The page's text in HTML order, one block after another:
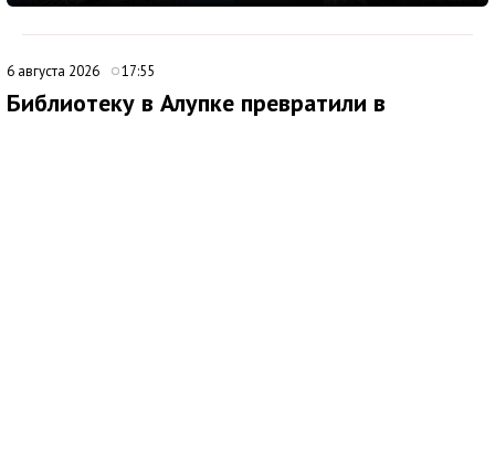
6 августа 2026 17:55
Библиотеку в Алупке превратили в